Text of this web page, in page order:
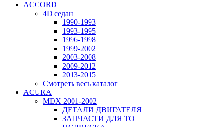
ACCORD
4D седан
1990-1993
1993-1995
1996-1998
1999-2002
2003-2008
2009-2012
2013-2015
Смотреть весь каталог
ACURA
MDX 2001-2002
ДЕТАЛИ ДВИГАТЕЛЯ
ЗАПЧАСТИ ДЛЯ ТО